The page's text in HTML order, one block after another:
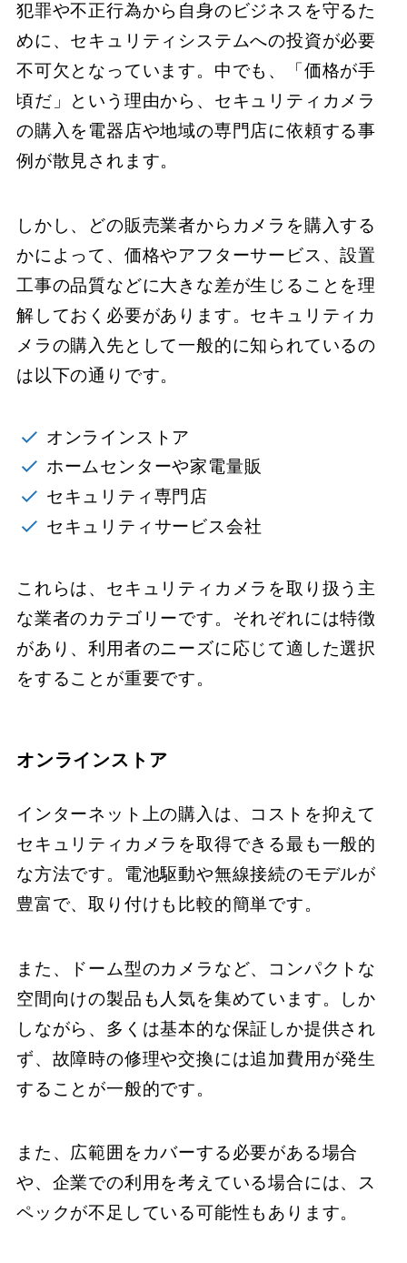
犯罪や不正行為から自身のビジネスを守るた
めに、セキュリティシステムへの投資が必要
不可欠となっています。中でも、「価格が手
頃だ」という理由から、セキュリティカメラ
の購入を電器店や地域の専門店に依頼する事
例が散見されます。
しかし、どの販売業者からカメラを購入する
かによって、価格やアフターサービス、設置
工事の品質などに大きな差が生じることを理
解しておく必要があります。セキュリティカ
メラの購入先として一般的に知られているの
は以下の通りです。
オンラインストア
ホームセンターや家電量販
セキュリティ専門店
セキュリティサービス会社
これらは、セキュリティカメラを取り扱う主
な業者のカテゴリーです。それぞれには特徴
があり、利用者のニーズに応じて適した選択
をすることが重要です。
オンラインストア
インターネット上の購入は、コストを抑えて
セキュリティカメラを取得できる最も一般的
な方法です。電池駆動や無線接続のモデルが
豊富で、取り付けも比較的簡単です。
また、ドーム型のカメラなど、コンパクトな
空間向けの製品も人気を集めています。しか
しながら、多くは基本的な保証しか提供され
ず、故障時の修理や交換には追加費用が発生
することが一般的です。
また、広範囲をカバーする必要がある場合
や、企業での利用を考えている場合には、ス
ペックが不足している可能性もあります。